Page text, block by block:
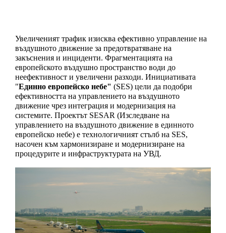
Увеличеният трафик изисква ефективно управление на
въздушното движение за предотвратяване на
закъснения и инциденти. Фрагментацията на
европейското въздушно пространство води до
неефективност и увеличени разходи. Инициативата
"Единно европейско небе" (SES) цели да подобри
ефективността на управлението на въздушното
движение чрез интеграция и модернизация на
системите. Проектът SESAR (Изследване на
управлението на въздушното движение в единното
европейско небе) е технологичният стълб на SES,
насочен към хармонизиране и модернизиране на
процедурите и инфраструктурата на УВД.